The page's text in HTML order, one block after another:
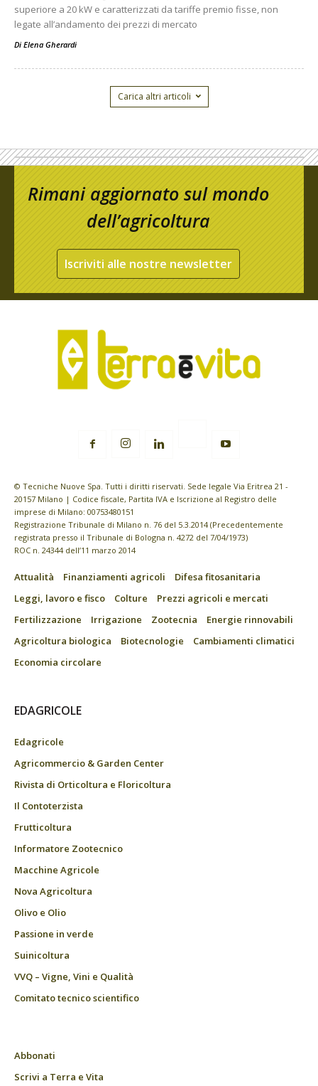
superiore a 20 kW e caratterizzati da tariffe premio fisse, non
legate all’andamento dei prezzi di mercato
Di Elena Gherardi
Carica altri articoli
Rimani aggiornato sul mondo
dell’agricoltura
Iscriviti alle nostre newsletter
© Tecniche Nuove Spa. Tutti i diritti riservati. Sede legale Via Eritrea 21 -
20157 Milano | Codice fiscale, Partita IVA e Iscrizione al Registro delle
imprese di Milano: 00753480151
Registrazione Tribunale di Milano n. 76 del 5.3.2014 (Precedentemente
registrata presso il Tribunale di Bologna n. 4272 del 7/04/1973)
ROC n. 24344 dell’11 marzo 2014
Attualità Finanziamenti agricoli
Difesa fitosanitaria
Leggi, lavoro e fisco
Colture
Prezzi agricoli e mercati
Fertilizzazione
Irrigazione Zootecnia
Energie rinnovabili
Agricoltura biologica
Biotecnologie
Cambiamenti climatici
Economia circolare
EDAGRICOLE
Edagricole
Agricommercio & Garden Center
Rivista di Orticoltura e Floricoltura
Il Contoterzista
Frutticoltura
Informatore Zootecnico
Macchine Agricole
Nova Agricoltura
Olivo e Olio
Passione in verde
Suinicoltura
VVQ – Vigne, Vini e Qualità
Comitato tecnico scientifico
Abbonati
Scrivi a Terra e Vita